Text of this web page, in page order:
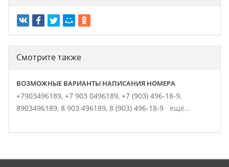
Смотрите также
ВОЗМОЖНЫЕ ВАРИАНТЫ НАПИСАНИЯ НОМЕРА
+7903496189, +7 903 0496189, +7 (903) 496-18-9,
8903496189, 8 903 496189, 8 (903) 496-18-9 ещё...